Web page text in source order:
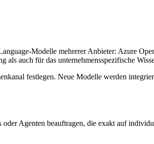
Modelle mehrerer Anbieter: Azure
auch für das unternehmensspezifische
festlegen. Neue Modelle werden
Agenten beauftragen, die exakt auf